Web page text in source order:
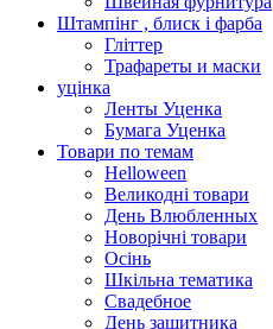
Штампінг , блиск і фарба
Гліттер
Трафареты и маски
уцінка
Ленты Уценка
Бумага Уценка
Товари по темам
Helloween
Великодні товари
День Влюбленных
Новорічні товари
Осінь
Шкільна тематика
Свадебное
День защитника